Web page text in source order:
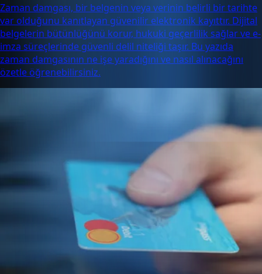
Zaman damgası, bir belgenin veya verinin belirli bir tarihte
var olduğunu kanıtlayan güvenilir elektronik kayıttır. Dijital
belgelerin bütünlüğünü korur, hukuki geçerlilik sağlar ve e-
imza süreçlerinde güvenli delil niteliği taşır. Bu yazıda
zaman damgasının ne işe yaradığını ve nasıl alınacağını
özetle öğrenebilirsiniz.